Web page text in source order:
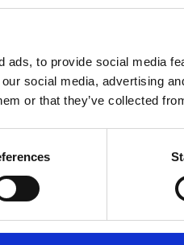
ads, to provide social media
social media, advertising
or that they’ve collected
angepasst. So bist